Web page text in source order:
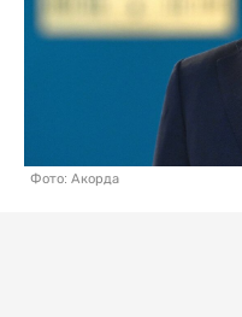
Фото: Акорда